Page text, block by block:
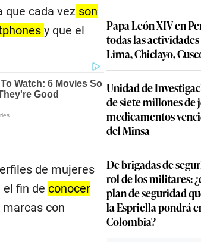
que cada vezson
y que el
de mujeres
el fin de conocer
con
Papa León XIV en
todas las
Lima, Chiclayo,
Unidad de
de siete millones de
medicamentos
del Minsa
De brigadas de
rol de los militares:
plan de seguridad
la Espriella pondrá
Colombia?